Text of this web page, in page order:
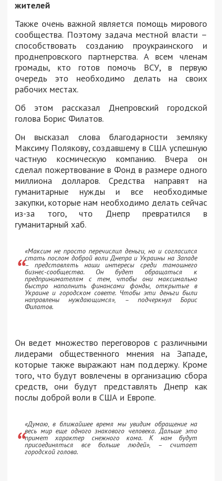
жителей
Также очень важной является помощь мирового
сообщества. Поэтому задача местной власти –
способствовать созданию проукраинского и
проднепровского партнерства. А всем членам
громады, кто готов помочь ВСУ, в первую
очередь это необходимо делать на своих
рабочих местах.
Об этом рассказал Днепровский городской
голова Борис Филатов.
Он высказал слова благодарности земляку
Максиму Полякову, создавшему в США успешную
частную космическую компанию. Вчера он
сделал пожертвование в Фонд в размере одного
миллиона долларов. Средства направят на
гуманитарные нужды и все необходимые
закупки, которые нам необходимо делать сейчас
из-за того, что Днепр превратился в
гуманитарный хаб.
«Максим не просто перечислил деньги, но и согласился
стать послом доброй воли Днепра и Украины на Западе
– представлять наши интересы среди тамошнего
бизнес-сообщества. Он будет обращаться к
предпринимателям с тем, чтобы они максимально
быстро наполнить финансами фонды, открытые в
Украине и городском совете. Чтобы эти деньги были
направлены нуждающимся», – подчеркнул Борис
Филатов.
Он ведет множество переговоров с различными
лидерами общественного мнения на Западе,
которые также выражают нам поддержу. Кроме
того, что будут вовлечены в организацию сбора
средств, они будут представлять Днепр как
послы доброй воли в США и Европе.
«Думаю, в ближайшее время мы увидим обращение на
весь мир еще одного знакового человека. Дальше это
примет характер снежного кома. К нам будут
присоединяться все больше людей», – считает
городской голова.